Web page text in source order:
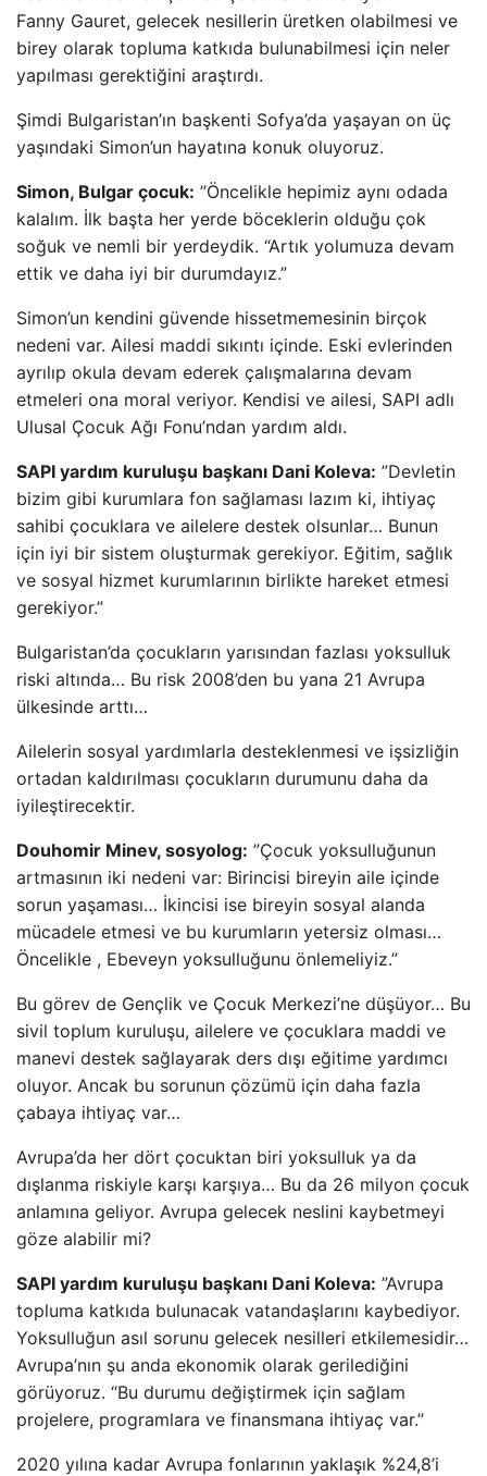
Fanny Gauret, gelecek nesillerin üretken olabilmesi ve
birey olarak topluma katkıda bulunabilmesi için neler
yapılması gerektiğini araştırdı.
Şimdi Bulgaristan’ın başkenti Sofya’da yaşayan on üç
yaşındaki Simon’un hayatına konuk oluyoruz.
Simon, Bulgar çocuk: ”Öncelikle hepimiz aynı odada
kalalım. İlk başta her yerde böceklerin olduğu çok
soğuk ve nemli bir yerdeydik. “Artık yolumuza devam
ettik ve daha iyi bir durumdayız.”
Simon’un kendini güvende hissetmemesinin birçok
nedeni var. Ailesi maddi sıkıntı içinde. Eski evlerinden
ayrılıp okula devam ederek çalışmalarına devam
etmeleri ona moral veriyor. Kendisi ve ailesi, SAPI adlı
Ulusal Çocuk Ağı Fonu’ndan yardım aldı.
SAPI yardım kuruluşu başkanı Dani Koleva: ”Devletin
bizim gibi kurumlara fon sağlaması lazım ki, ihtiyaç
sahibi çocuklara ve ailelere destek olsunlar… Bunun
için iyi bir sistem oluşturmak gerekiyor. Eğitim, sağlık
ve sosyal hizmet kurumlarının birlikte hareket etmesi
gerekiyor.”
Bulgaristan’da çocukların yarısından fazlası yoksulluk
riski altında… Bu risk 2008’den bu yana 21 Avrupa
ülkesinde arttı…
Ailelerin sosyal yardımlarla desteklenmesi ve işsizliğin
ortadan kaldırılması çocukların durumunu daha da
iyileştirecektir.
Douhomir Minev, sosyolog: ”Çocuk yoksulluğunun
artmasının iki nedeni var: Birincisi bireyin aile içinde
sorun yaşaması… İkincisi ise bireyin sosyal alanda
mücadele etmesi ve bu kurumların yetersiz olması…
Öncelikle , Ebeveyn yoksulluğunu önlemeliyiz.”
Bu görev de Gençlik ve Çocuk Merkezi’ne düşüyor… Bu
sivil toplum kuruluşu, ailelere ve çocuklara maddi ve
manevi destek sağlayarak ders dışı eğitime yardımcı
oluyor. Ancak bu sorunun çözümü için daha fazla
çabaya ihtiyaç var…
Avrupa’da her dört çocuktan biri yoksulluk ya da
dışlanma riskiyle karşı karşıya… Bu da 26 milyon çocuk
anlamına geliyor. Avrupa gelecek neslini kaybetmeyi
göze alabilir mi?
SAPI yardım kuruluşu başkanı Dani Koleva: ”Avrupa
topluma katkıda bulunacak vatandaşlarını kaybediyor.
Yoksulluğun asıl sorunu gelecek nesilleri etkilemesidir…
Avrupa’nın şu anda ekonomik olarak gerilediğini
görüyoruz. “Bu durumu değiştirmek için sağlam
projelere, programlara ve finansmana ihtiyaç var.”
2020 yılına kadar Avrupa fonlarının yaklaşık %24,8’i